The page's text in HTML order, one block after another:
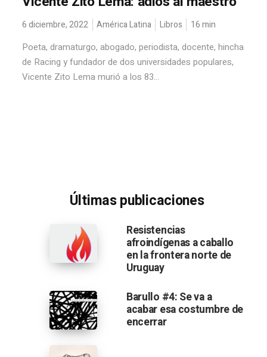
6 diciembre, 2022 América Latina Libros 16 min
Poeta, dramaturgo, abogado, periodista, docente, hincha
de Racing y fundador de dos universidades populares,
Vicente Zito Lema murió a los 83...
Últimas publicaciones
Resistencias
afroindígenas a caballo
en la frontera norte de
Uruguay
Barullo #4: Se va a
acabar esa costumbre de
encerrar